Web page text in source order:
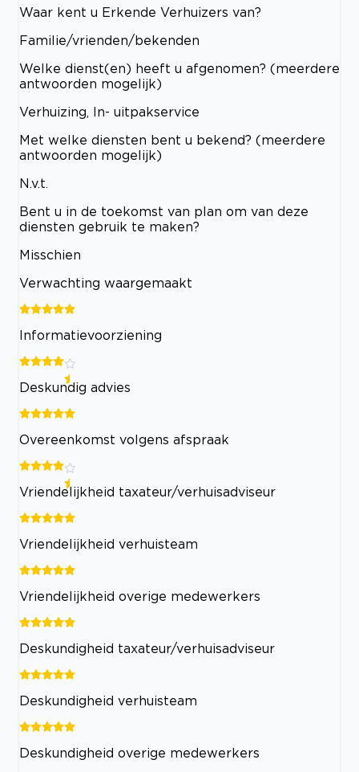
Waar kent u Erkende Verhuizers van?
Familie/vrienden/bekenden
Welke dienst(en) heeft u afgenomen? (meerdere
antwoorden mogelijk)
Verhuizing, In- uitpakservice
Met welke diensten bent u bekend? (meerdere
antwoorden mogelijk)
N.v.t.
Bent u in de toekomst van plan om van deze
diensten gebruik te maken?
Misschien
Verwachting waargemaakt
Informatievoorziening
Deskundig advies
Overeenkomst volgens afspraak
Vriendelijkheid taxateur/verhuisadviseur
Vriendelijkheid verhuisteam
Vriendelijkheid overige medewerkers
Deskundigheid taxateur/verhuisadviseur
Deskundigheid verhuisteam
Deskundigheid overige medewerkers